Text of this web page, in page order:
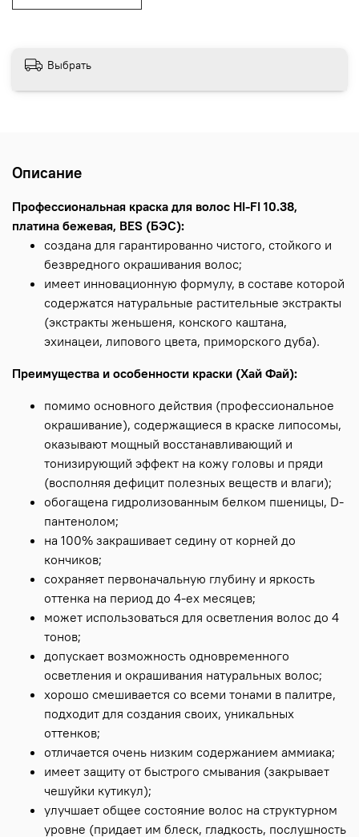
Выбрать
Описание
Профессиональная краска для волос HI-FI 10.38,
платина бежевая, BES (БЭС):
создана для гарантированно чистого, стойкого и
безвредного окрашивания волос;
имеет инновационную формулу, в составе которой
содержатся натуральные растительные экстракты
(экстракты женьшеня, конского каштана,
эхинацеи, липового цвета, приморского дуба).
Преимущества и особенности краски (Хай Фай):
помимо основного действия (профессиональное
окрашивание), содержащиеся в краске липосомы,
оказывают мощный восстанавливающий и
тонизирующий эффект на кожу головы и пряди
(восполняя дефицит полезных веществ и влаги);
обогащена гидролизованным белком пшеницы, D-
пантенолом;
на 100% закрашивает седину от корней до
кончиков;
сохраняет первоначальную глубину и яркость
оттенка на период до 4-ех месяцев;
может использоваться для осветления волос до 4
тонов;
допускает возможность одновременного
осветления и окрашивания натуральных волос;
хорошо смешивается со всеми тонами в палитре,
подходит для создания своих, уникальных
оттенков;
отличается очень низким содержанием аммиака;
имеет защиту от быстрого смывания (закрывает
чешуйки кутикул);
улучшает общее состояние волос на структурном
уровне (придает им блеск, гладкость, послушность